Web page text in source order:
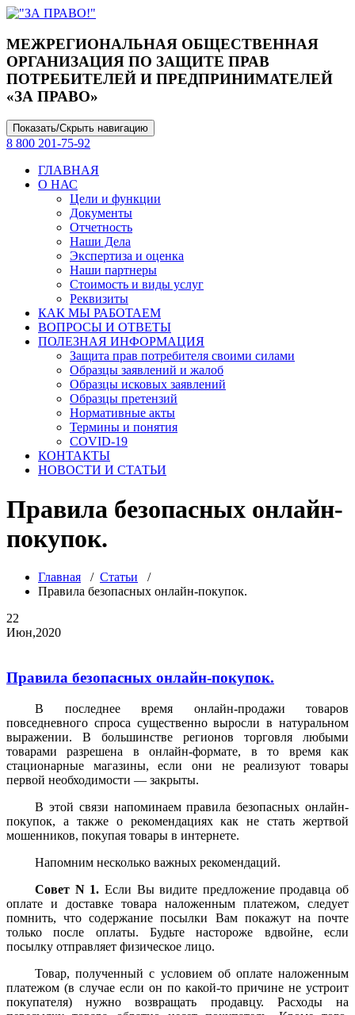
МЕЖРЕГИОНАЛЬНАЯ ОБЩЕСТВЕННАЯ
ОРГАНИЗАЦИЯ ПО ЗАЩИТЕ ПРАВ
ПОТРЕБИТЕЛЕЙ И ПРЕДПРИНИМАТЕЛЕЙ
«ЗА ПРАВО»
Показать/Скрыть навигацию
8 800 201-75-92
ГЛАВНАЯ
О НАС
Цели и функции
Документы
Отчетность
Наши Дела
Экспертиза и оценка
Наши партнеры
Стоимость и виды услуг
Реквизиты
КАК МЫ РАБОТАЕМ
ВОПРОСЫ И ОТВЕТЫ
ПОЛЕЗНАЯ ИНФОРМАЦИЯ
Защита прав потребителя своими силами
Образцы заявлений и жалоб
Образцы исковых заявлений
Образцы претензий
Нормативные акты
Термины и понятия
COVID-19
КОНТАКТЫ
НОВОСТИ И СТАТЬИ
Правила безопасных онлайн-
покупок.
Главная / Статьи /
Правила безопасных онлайн-покупок.
22
Июн,2020
Правила безопасных онлайн-покупок.
В последнее время онлайн-продажи товаров
повседневного спроса существенно выросли в натуральном
выражении. В большинстве регионов торговля любыми
товарами разрешена в онлайн-формате, в то время как
стационарные магазины, если они не реализуют товары
первой необходимости — закрыты.
В этой связи напоминаем правила безопасных онлайн-
покупок, а также о рекомендациях как не стать жертвой
мошенников, покупая товары в интернете.
Напомним несколько важных рекомендаций.
Совет N 1. Если Вы видите предложение продавца об
оплате и доставке товара наложенным платежом, следует
помнить, что содержание посылки Вам покажут на почте
только после оплаты. Будьте настороже вдвойне, если
посылку отправляет физическое лицо.
Товар, полученный с условием об оплате наложенным
платежом (в случае если он по какой-то причине не устроит
покупателя) нужно возвращать продавцу. Расходы на